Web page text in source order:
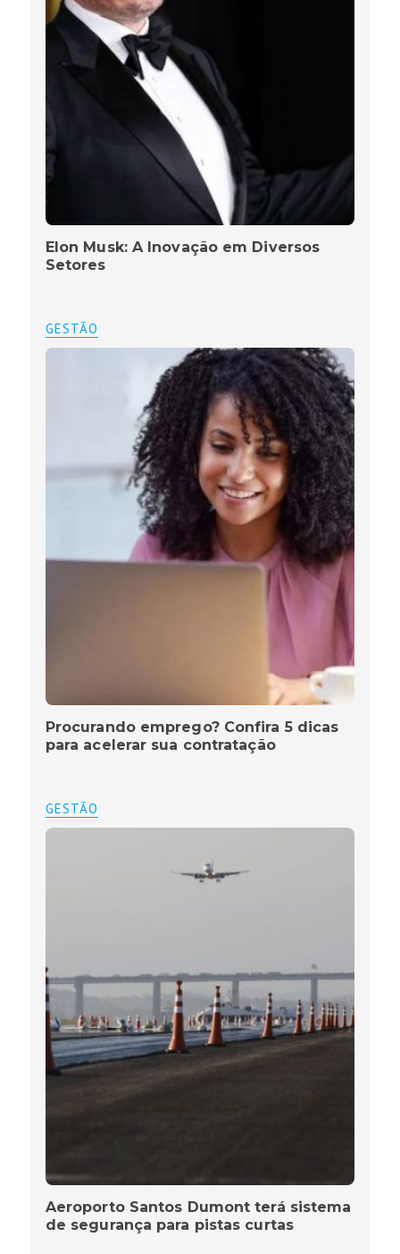
Elon Musk: A Inovação em Diversos
Setores
GESTÃO
Procurando emprego? Confira 5 dicas
para acelerar sua contratação
GESTÃO
Aeroporto Santos Dumont terá sistema
de segurança para pistas curtas